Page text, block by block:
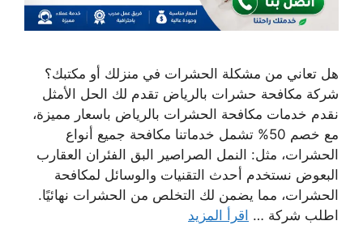
هل تعاني من مشكلة الحشرات في منزلك أو مكتبك؟
شركة مكافحة حشرات بالرياض تقدم لك الحل الأمثل
نقدم خدمات مكافحة الحشرات بالرياض باسعار مميزة،
مع خصم 50% تشمل خدماتنا مكافحة جميع أنواع
الحشرات، مثل: النمل الصراصير البق الفئران العقارب
البعوض نستخدم أحدث التقنيات والوسائل لمكافحة
الحشرات، مما يضمن لك التخلص من الحشرات نهائيًا.
اطلب شركة … اقرأ المزيد